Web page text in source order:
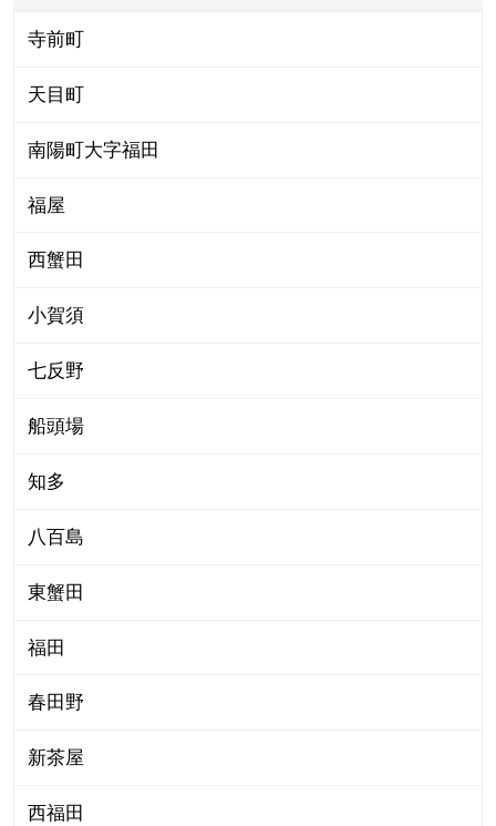
寺前町
天目町
南陽町大字福田
福屋
西蟹田
小賀須
七反野
船頭場
知多
八百島
東蟹田
福田
春田野
新茶屋
西福田